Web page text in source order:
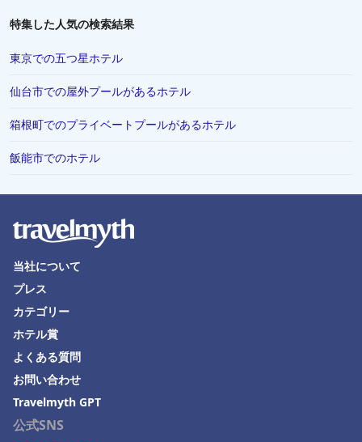
川越市でのホテル
香川県でのホテル
浦安市でのホテル
シンガポールでのホテル
唐津市でのホテル
北見市でのホテル
島根県でのホテル
西宮市でのホテル
Kujukuriでのホテル
関西地方でのホテル
西伊豆町でのホテル
特集した人気の検索結果
東京での五つ星ホテル
仙台市での屋外プールがあるホテル
箱根町でのプライベートプールがあるホテル
飯能市でのホテル
公式SNS
当社について
プレス
カテゴリー
ホテル賞
よくある質問
お問い合わせ
Travelmyth GPT